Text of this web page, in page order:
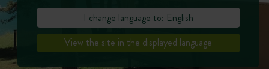
I change language to: English
View the site in the displayed language